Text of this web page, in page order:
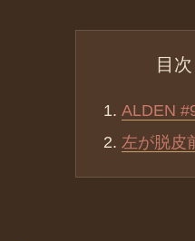
目次
ALDEN
左が脱皮